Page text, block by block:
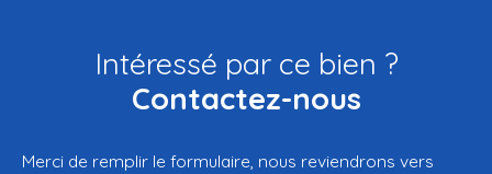
Intéressé par ce bien ?
Contactez-nous
Merci de remplir le formulaire, nous reviendrons vers